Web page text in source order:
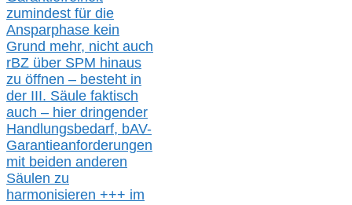
zumindest für die
Ansparphase kein
Grund mehr, nicht auch
rBZ über SPM hinaus
zu öffnen – besteht in
der III. Säule faktisch
auch – hier dringender
Handlungsbedarf, bAV-
Garantieanforderungen
mit beiden anderen
Säulen zu
harmonisieren +++ im